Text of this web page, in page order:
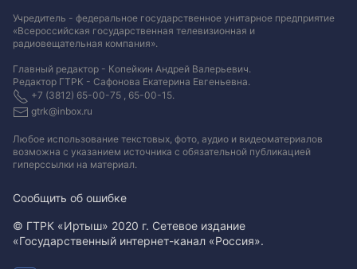
Учредитель - федеральное государственное унитарное предприятие
«Всероссийская государственная телевизионная и
радиовещательная компания».
Главный редактор - Копейкин Андрей Валерьевич.
Редактор ГТРК - Сафонова Екатерина Евгеньевна.
+7 (3812) 65-00-75 , 65-00-15.
gtrk@inbox.ru
Любое использование текстовых, фото, аудио и видеоматериалов
возможна с указанием источника с обязательной публикацией
гиперссылки на материал.
Сообщить об ошибке
© ГТРК «Иртыш» 2020 г. Сетевое издание
«Государственный интернет-канал «Россия».